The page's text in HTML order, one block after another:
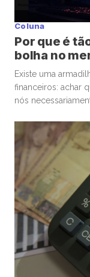
Coluna
Por que é
bolha no
Existe uma
financeiros: achar
nós
talvez ainda mais
semanas, vimos